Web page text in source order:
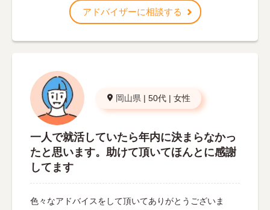
アドバイザーに相談する
岡山県 | 50代 | 女性
一人で就活していたら年内に決まらなかっ
たと思います。助けて頂いてほんとに感謝
してます
色々なアドバイスをして頂いてありがとうございま